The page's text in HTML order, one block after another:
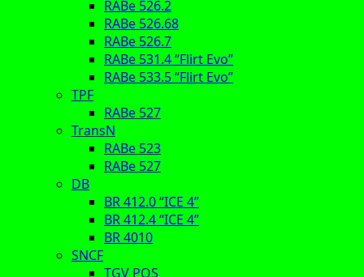
RABe 526.2
RABe 526.68
RABe 526.7
RABe 531.4 “Flirt Evo”
RABe 533.5 “Flirt Evo”
TPF
RABe 527
TransN
RABe 523
RABe 527
DB
BR 412.0 “ICE 4”
BR 412.4 “ICE 4”
BR 4010
SNCF
TGV POS